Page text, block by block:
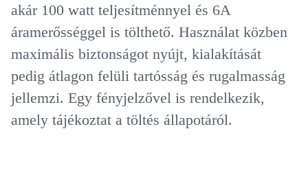
akár 100 watt teljesítménnyel és 6A
áramerősséggel is tölthető. Használat közben
maximális biztonságot nyújt, kialakítását
pedig átlagon felüli tartósság és rugalmasság
jellemzi. Egy fényjelzővel is rendelkezik,
amely tájékoztat a töltés állapotáról.